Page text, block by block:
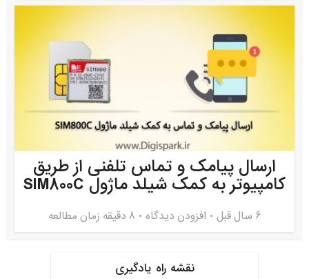
ارسال پیامک و تماس تلفنی از طریق
کامپیوتر به کمک شیلد ماژول SIM800C
6 سال قبل افزودن دیدگاه 8 دقیقه زمان مطالعه
نقشه راه یادگیری